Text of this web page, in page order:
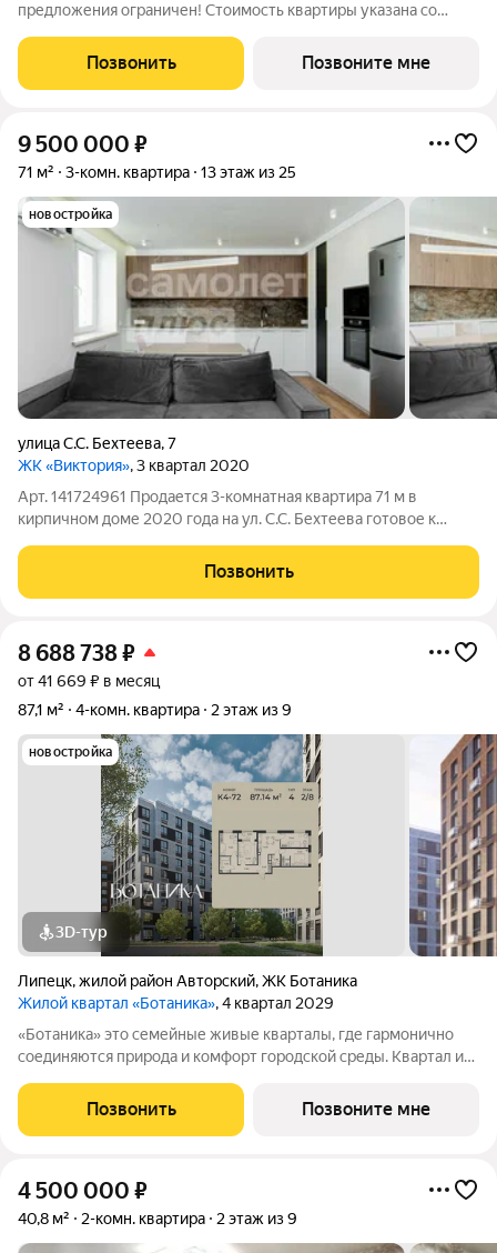
предложения ограничен! Стоимость квартиры указана со
менеджеры вам все расскажут. Трехкомнатная квартира от
застройщика с предчистовой
Позвонить Позвоните мне
9 500 000 ₽
71 м² 3-комн. квартира 13 этаж из 25
новостройка
улица С.С. Бехтеева,7
ЖК «Виктория», 3 квартал 2020
Арт. 141724961 Продается 3-комнатная квартира 71 м в
кирпичном доме 2020 года на ул. С.С. Бехтеева готовое к
продажа, все документы подготовлены, возможна ипотека
сделка пройдет быстро и без
Позвонить
8 688 738₽
от 41 669 ₽ в месяц
87,1 м²
4-комн. квартира 2 этаж из 9
новостройка
3D-тур
Липецк,жилой район Авторский,ЖК Ботаника
Жилой квартал «Ботаника», 4 квартал 2029
«Ботаника» это семейные живые кварталы, где гармонично
соединяются природа и комфорт городской среды. Квартал из
новый центр притяжения Липецка. Здесь реализована
концепция «10-минутного
Позвонить Позвоните мне
4 500 000 ₽
40,8 м² 2-комн. квартира 2 этаж из 9